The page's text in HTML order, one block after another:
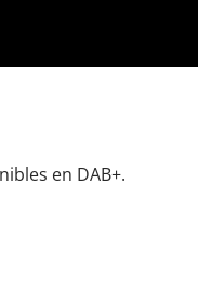
en DAB+.